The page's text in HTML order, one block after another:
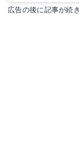
広告の後に記事が続